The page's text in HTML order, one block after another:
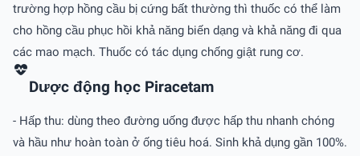
trường hợp hồng cầu bị cứng bất thường thì thuốc có thể làm
cho hồng cầu phục hồi khả năng biến dạng và khả năng đi qua
các mao mạch. Thuốc có tác dụng chống giật rung cơ.
Dược động học Piracetam
- Hấp thu: dùng theo đường uống được hấp thu nhanh chóng
và hầu như hoàn toàn ở ống tiêu hoá. Sinh khả dụng gần 100%.